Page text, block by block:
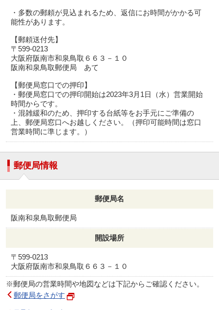
・多数の郵頼が見込まれるため、返信にお時間がかかる可
能性があります。
【郵頼送付先】
〒599-0213
大阪府阪南市和泉鳥取６６３－１０
阪南和泉鳥取郵便局 あて
【郵便局窓口での押印】
・郵便局窓口での押印開始は2023年3月1日（水）営業開始
時間からです。
・混雑緩和のため、押印する台紙等をお手元にご準備の
上、郵便局窓口へお越しください。（押印可能時間は窓口
営業時間に準じます。）
郵便局情報
郵便局名
阪南和泉鳥取郵便局
開設場所
〒599-0213
大阪府阪南市和泉鳥取６６３－１０
※郵便局の営業時間や地図などは下記からご確認ください。
郵便局をさがす